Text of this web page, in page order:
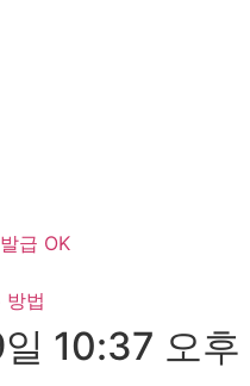
급 OK
방법
10:37 오후